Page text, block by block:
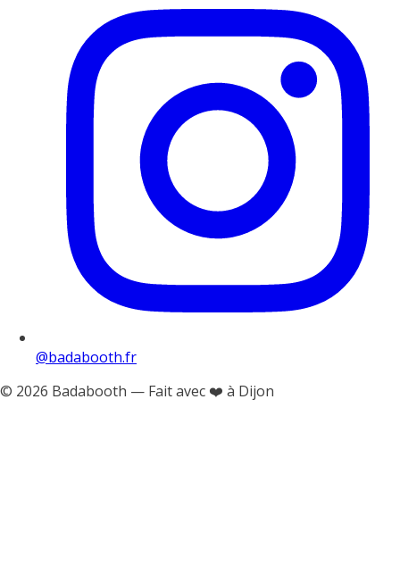
@badabooth.fr
© 2026 Badabooth — Fait avec ❤️ à Dijon